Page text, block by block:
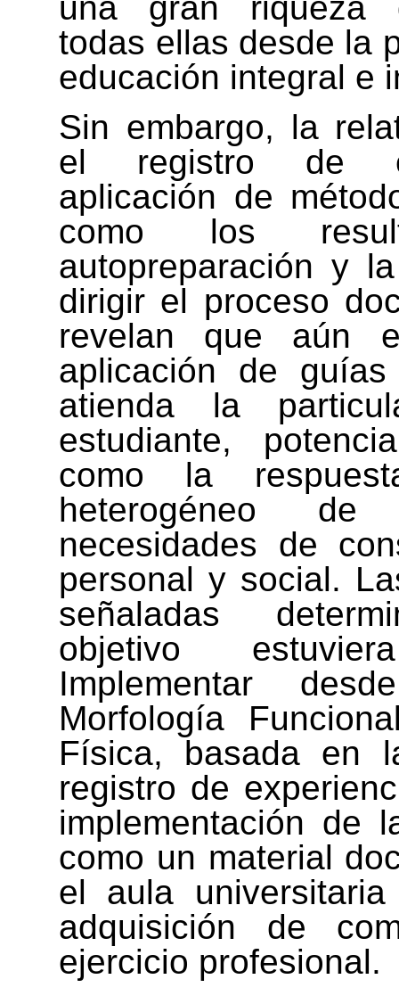
una gran riqueza
todas ellas desde la
educación integral e
Sin embargo, la
el registro de
aplicación de
como los
autopreparación y
dirigir el proceso
revelan que aún
aplicación de
atienda la
estudiante,
como la
heterogéneo
necesidades de
personal y social.
señaladas
objetivo
Implementar
Morfología
Física, basada en
registro de
implementación de
como un material
el aula
adquisición de
ejercicio profesional.